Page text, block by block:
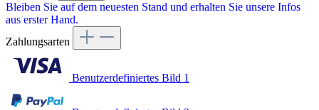
Bleiben Sie auf dem neuesten Stand und erhalten Sie unsere Infos
aus erster Hand.
Zahlungsarten
Benutzerdefiniertes Bild 1